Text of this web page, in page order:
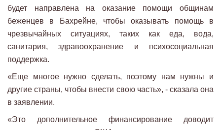
будет направлена на оказание помощи общинам
беженцев в Бахрейне, чтобы оказывать помощь в
чрезвычайных ситуациях, таких как еда, вода,
санитария, здравоохранение и психосоциальная
поддержка.
«Еще многое нужно сделать, поэтому нам нужны и
другие страны, чтобы внести свою часть», - сказала она
в заявлении.
«Это дополнительное финансирование доводит